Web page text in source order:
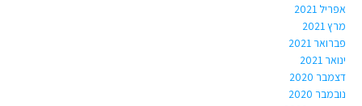
אפריל 2021
מרץ 2021
פברואר 2021
ינואר 2021
דצמבר 2020
נובמבר 2020